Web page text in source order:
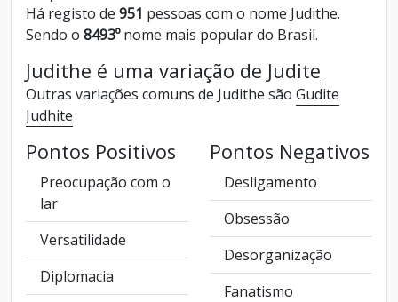
Há registo de 951 pessoas com o nome Judithe.
Sendo o 8493ºnome mais popular do Brasil.
Judithe é uma variação de Judite
Outras variações comuns de Judithe são Gudite
Judhite
Pontos Positivos
Preocupação com o
lar
Versatilidade
Diplomacia
Pontos Negativos
Desligamento
Obsessão
Desorganização
Fanatismo